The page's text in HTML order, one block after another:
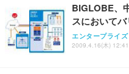
ANDWINT オフ
ッシュ 通気性
ス圧無段階昇降
ト 幅52×奥行
【MiniLED/
HOOTER
グモニター QD
像低減 (3年保
アイリスオーヤ
ュラー 200枚入
￥3,731
BIGLOBE、
スにおいて
エンタープライズ
2009.4.16(木) 12:41